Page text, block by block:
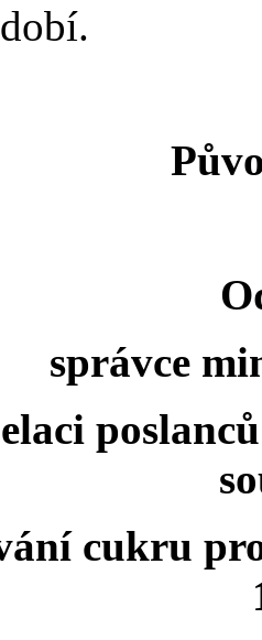
správce
cukru